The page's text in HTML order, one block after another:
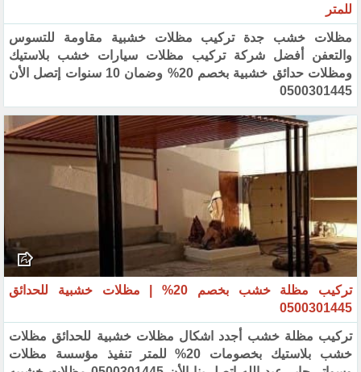
للمتر‏
مظلات خشب جدة تركيب مظلات خشبية مقاومة للتسوس
والتعفن أفضل شركة تركيب مظلات سيارات خشب بلاستيك
‏ومظلات حدائق خشبية بخصم 20% ‏وضمان 10 سنوات إتصل الأن
0500301445‏
تركيب مظلة خشب بخصم 20% | مظلات خشبية للحدائق
0500301445
تركيب مظلة خشب أجدد اشكال مظلات خشبية للحدائق مظلات
خشب بلاستيك بخصومات 20% للمتر تنفيذ مؤسسة مظلات